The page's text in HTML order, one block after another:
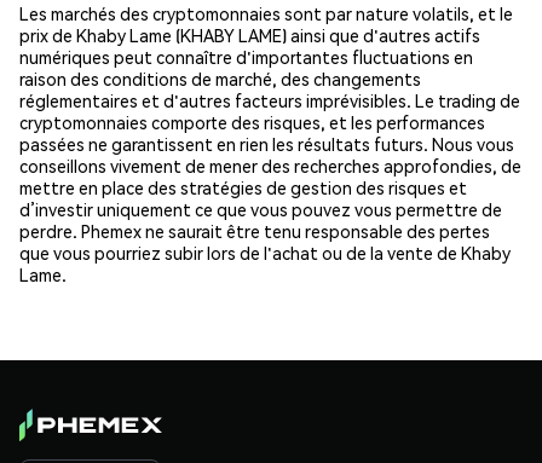
Les marchés des cryptomonnaies sont par nature volatils, et le
prix de Khaby Lame (KHABY LAME) ainsi que d'autres actifs
numériques peut connaître d'importantes fluctuations en
raison des conditions de marché, des changements
réglementaires et d'autres facteurs imprévisibles. Le trading de
cryptomonnaies comporte des risques, et les performances
passées ne garantissent en rien les résultats futurs. Nous vous
conseillons vivement de mener des recherches approfondies, de
mettre en place des stratégies de gestion des risques et
d’investir uniquement ce que vous pouvez vous permettre de
perdre. Phemex ne saurait être tenu responsable des pertes
que vous pourriez subir lors de l'achat ou de la vente de Khaby
Lame.